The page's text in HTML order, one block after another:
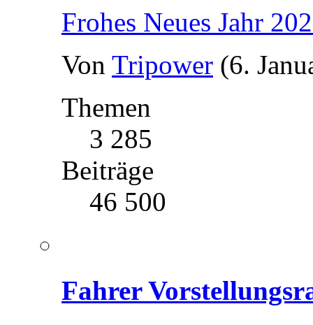
Frohes Neues Jahr
Von Tripower (6.
Themen
3 285
Beiträge
46 500
Fahrer